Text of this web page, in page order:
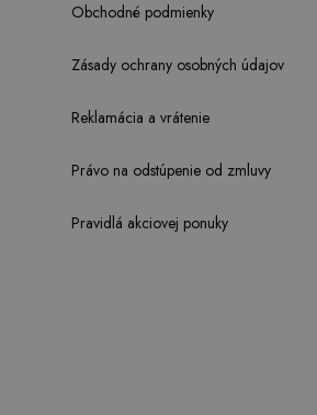
Obchodné podmienky
Zásady ochrany osobných údajov
Reklamácia a vrátenie
Právo na odstúpenie od zmluvy
Pravidlá akciovej ponuky